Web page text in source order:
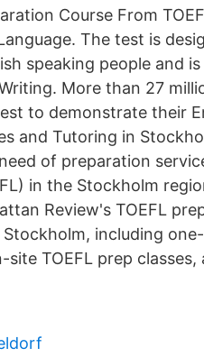
Course From
The test is
speaking people and
More than 27
to demonstrate their
and Tutoring in
of preparation
in the Stockholm
Review's TOEFL
Stockholm, including
site TOEFL prep